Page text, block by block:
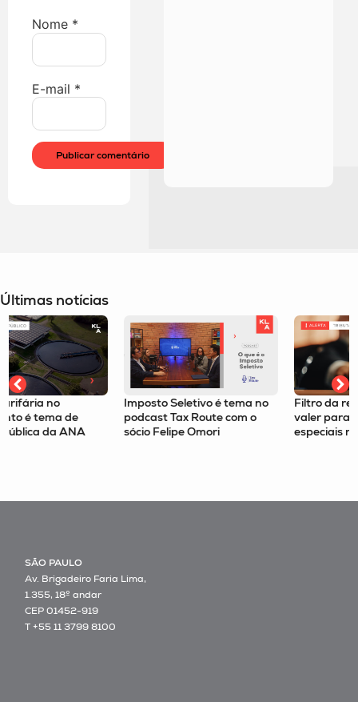
Nome *
E-mail *
Últimas notícias
Imposto Seletivo é tema no
podcast Tax Route com o
sócio Felipe Omori
Filtro da relevância passa a
valer para recursos
especiais no STJ
SÃO PAULO
Av. Brigadeiro Faria Lima,
1.355, 18º andar
CEP 01452-919
T +55 11 3799 8100